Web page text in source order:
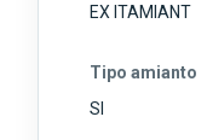
EX ITAMIANT
Tipo amianto
SI